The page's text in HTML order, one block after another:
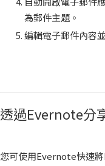
為郵件主題。
編輯電子郵件內容
透過Evernote分
您可使用Evernote快速